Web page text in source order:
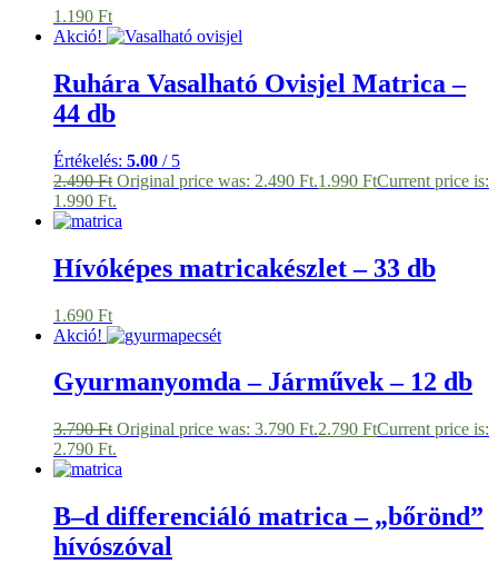
1.190 Ft
Akció!
Ruhára Vasalható Ovisjel Matrica –
44 db
Értékelés: 5.00 / 5
2.490Ft Original price was: 2.490 Ft.1.990 FtCurrent price is:
1.990 Ft.
Hívóképes matricakészlet – 33 db
1.690 Ft
Akció!
Gyurmanyomda – Járművek – 12 db
3.790Ft Original price was: 3.790 Ft.2.790 FtCurrent price is:
2.790 Ft.
B–d differenciáló matrica – „bőrönd”
hívószóval